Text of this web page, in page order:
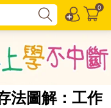
0
法圖解：工作